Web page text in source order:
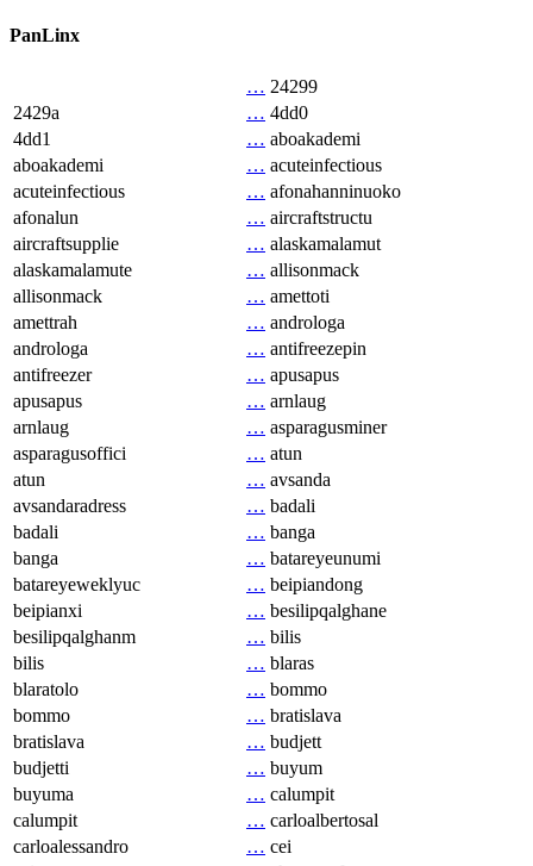
PanLinx
… 24299
2429a
… 4dd0
4dd1
… aboakademi
aboakademi
… acuteinfectious
acuteinfectious
… afonahanninuoko
afonalun
… aircraftstructu
aircraftsupplie
… alaskamalamut
alaskamalamute
… allisonmack
allisonmack
… amettoti
amettrah
… androloga
androloga
… antifreezepin
antifreezer
… apusapus
apusapus
… arnlaug
arnlaug
… asparagusminer
asparagusoffici
… atun
atun
… avsanda
avsandaradress
… badali
badali
… banga
banga
… batareyeunumi
batareyeweklyuc
… beipiandong
beipianxi
… besilipqalghane
besilipqalghanm
… bilis
bilis
… blaras
blaratolo
… bommo
bommo
… bratislava
bratislava
… budjett
budjetti
… buyum
buyuma
… calumpit
calumpit
… carloalbertosal
carloalessandro
… cei